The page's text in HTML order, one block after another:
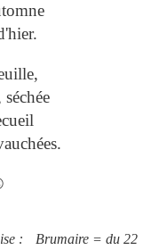
: Brumaire = du 22